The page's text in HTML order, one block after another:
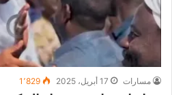
مسارات 17 أبريل، 2025 1٬829